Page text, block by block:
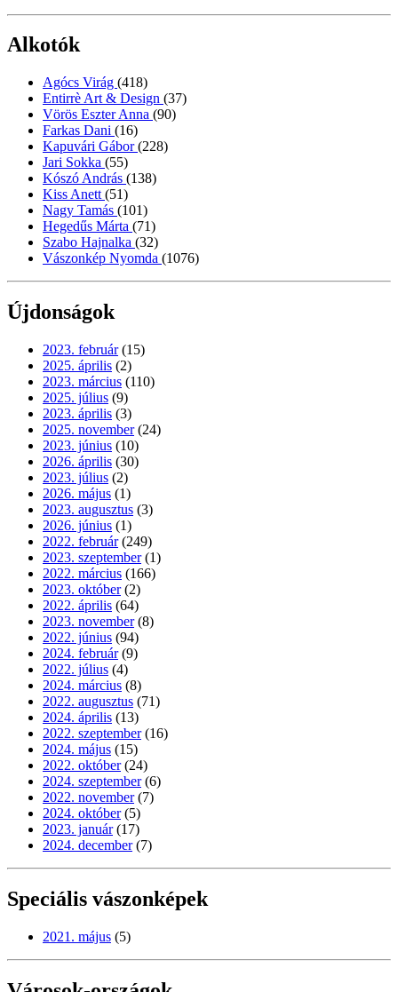
Alkotók
Agócs Virág (418)
Entirrè Art & Design (37)
Vörös Eszter Anna (90)
Farkas Dani (16)
Kapuvári Gábor(228)
Jari Sokka (55)
Kószó András (138)
Kiss Anett (51)
Nagy Tamás (101)
Hegedűs Márta (71)
Szabo Hajnalka (32)
Vászonkép Nyomda (1076)
Újdonságok
2023. február (15)
2025. április (2)
2023. március (110)
2025. július (9)
2023. április (3)
2025. november (24)
2023. június (10)
2026. április (30)
2023. július (2)
2026. május (1)
2023. augusztus (3)
2026. június (1)
2022. február (249)
2023. szeptember (1)
2022. március (166)
2023. október (2)
2022. április (64)
2023. november (8)
2022. június (94)
2024. február (9)
2022. július (4)
2024. március (8)
2022. augusztus (71)
2024. április (13)
2022. szeptember (16)
2024. május (15)
2022. október (24)
2024. szeptember (6)
2022. november (7)
2024. október (5)
2023. január (17)
2024. december (7)
Speciális vászonképek
2021. május (5)